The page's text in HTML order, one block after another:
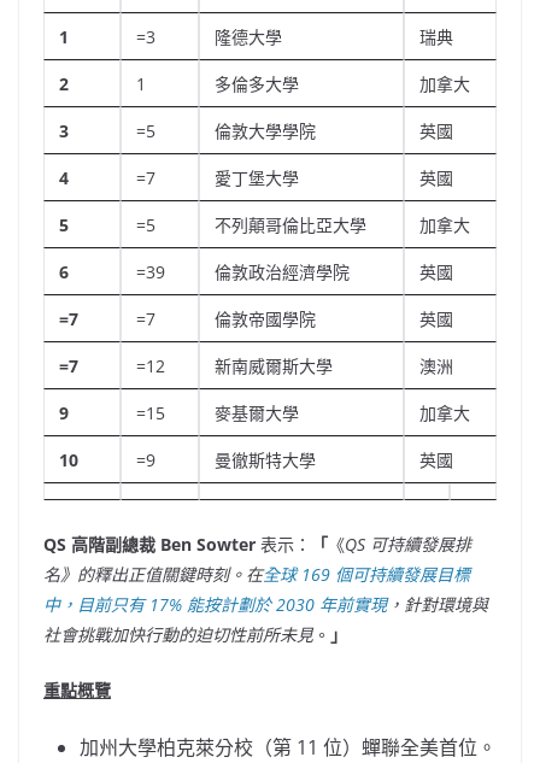
1 =3 隆德大學 瑞典
2 1 多倫多大學 加拿大
3 =5 倫敦大學學院 英國
4 =7 愛丁堡大學 英國
5 =5 不列顛哥倫比亞大學 加拿大
6 =39 倫敦政治經濟學院 英國
=7 =7 倫敦帝國學院 英國
=7 =12 新南威爾斯大學 澳洲
9 =15 麥基爾大學 加拿大
10 =9 曼徹斯特大學 英國
QS 高階副總裁 Ben Sowter 表示： 「 《QS 可持續發展排
名》的釋出正值關鍵時刻。在全球 169 個可持續發展目標
中，目前只有 17% 能按計劃於 2030 年前實現，針對環境與
社會挑戰加快行動的迫切性前所未見 。 」
重點概覽
加州大學柏克萊分校（第 11 位）蟬聯全美首位。